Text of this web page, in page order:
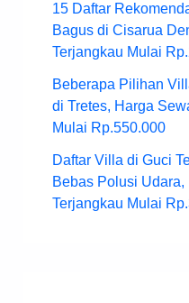
15 Daftar
Bagus di Cisarua
Terjangkau Mulai
Beberapa Pilihan
di Tretes, Harga
Mulai Rp.550.000
Daftar Villa di Guci
Bebas Polusi Udara,
Terjangkau Mulai